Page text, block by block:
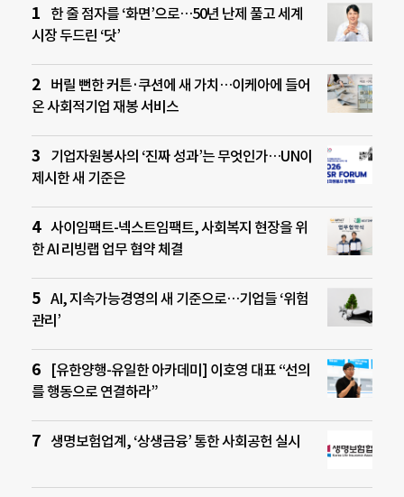
한 줄 점자를 ‘화면’으로…50년 난제 풀고 세계
시장 두드린 ‘닷’
버릴 뻔한 커튼·쿠션에 새 가치…이케아에 들어
온 사회적기업 재봉 서비스
기업자원봉사의 ‘진짜 성과’는 무엇인가…UN이
제시한 새 기준은
사이임팩트-넥스트임팩트, 사회복지 현장을 위
한 AI 리빙랩 업무 협약 체결
AI, 지속가능경영의 새 기준으로…기업들 ‘위험
관리’
[유한양행-유일한 아카데미] 이호영 대표 “선의
를 행동으로 연결하라”
생명보험업계, ‘상생금융’ 통한 사회공헌 실시